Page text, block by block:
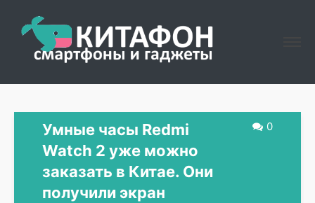
0
Умные часы Redmi
Watch 2 уже можно
заказать в Китае. Они
получили экран